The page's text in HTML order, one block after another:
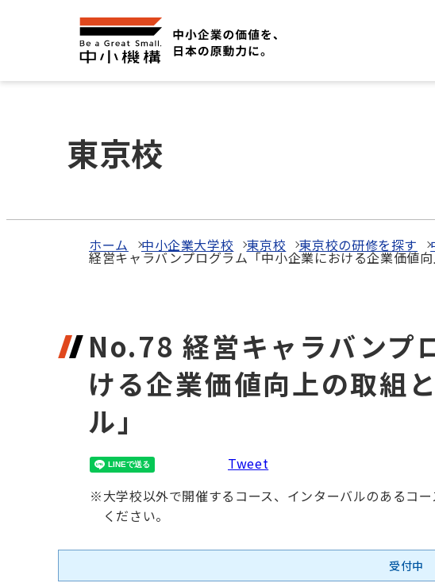
東京校
ホーム 中小企業大学校 東京校 東京校の研修を探す
経営キャラバンプログラム「中小企業における企業価値
No.78 経営キャラバンプ
ける企業価値向上の取組
ル」
Tweet
※大学校以外で開催するコース、インターバルのあるコ
ください。
受付中